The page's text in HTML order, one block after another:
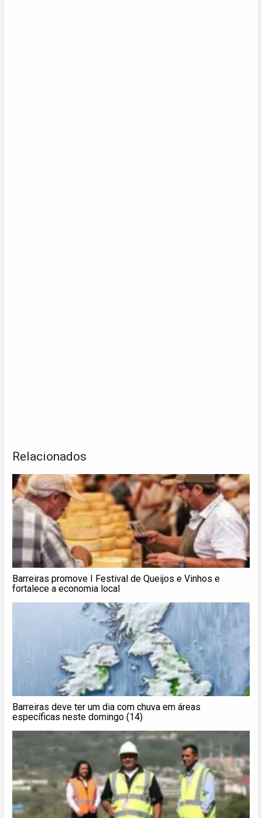
Relacionados
Barreiras promove I Festival de Queijos e Vinhos e
fortalece a economia local
Barreiras deve ter um dia com chuva em áreas
específicas neste domingo (14)